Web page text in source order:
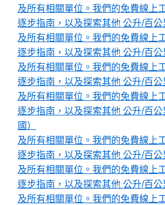
及所有相關單位。我們的免費線上
逐步指南，以及探索其他 公升/百公
及所有相關單位。我們的免費線上
逐步指南，以及探索其他 公升/百公
及所有相關單位。我們的免費線上
逐步指南，以及探索其他 公升/百公
及所有相關單位。我們的免費線上
逐步指南，以及探索其他 公升/百
國）
及所有相關單位。我們的免費線上
逐步指南，以及探索其他 公升/百公
及所有相關單位。我們的免費線上
逐步指南，以及探索其他 公升/百
及所有相關單位。我們的免費線上